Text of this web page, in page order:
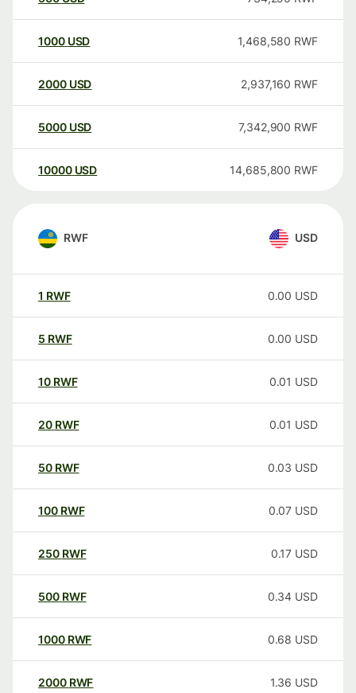
1000 USD 1,468,580 RWF
2000 USD 2,937,160 RWF
5000 USD 7,342,900 RWF
10000 USD 14,685,800 RWF
RWF USD
1 RWF 0.00 USD
5 RWF 0.00 USD
10 RWF 0.01 USD
20 RWF 0.01 USD
50 RWF 0.03 USD
100 RWF 0.07 USD
250 RWF 0.17 USD
500 RWF 0.34 USD
1000 RWF 0.68 USD
2000 RWF 1.36 USD